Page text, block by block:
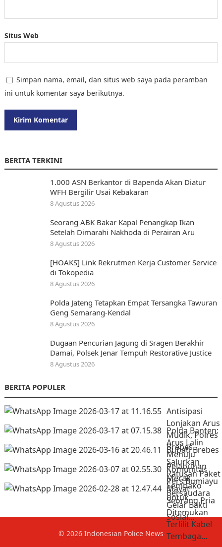
Situs Web
Simpan nama, email, dan situs web saya pada peramban
ini untuk komentar saya berikutnya.
BERITA TERKINI
1.000 ASN Berkantor di Bapenda Akan Diatur
WFH Bergilir Usai Kebakaran
8 Agustus 2026
Seorang ABK Bakar Kapal Penangkap Ikan
Setelah Dimarahi Nakhoda di Perairan Aru
8 Agustus 2026
[HOAKS] Link Rekrutmen Kerja Customer Service
di Tokopedia
8 Agustus 2026
Polda Jateng Tetapkan Empat Tersangka Tawuran
Geng Semarang-Kendal
8 Agustus 2026
Dugaan Pencurian Jagung di Sragen Berakhir
Damai, Polsek Jenar Tempuh Restorative Justice
8 Agustus 2026
BERITA POPULER
Antisipasi
Lonjakan Arus
Mudik, Polres
Brebes…
Polda Banten:
Arus Lalin
Menuju
Pelabuhan
Merak…
Bupati Brebes
Salurkan
Ratusan Paket
Sembako
untuk…
Komunitas
Pers Bumiayu
Bersaudara
Gelar Bakti
Sosial…
Mayat
Seorang Pria
Ditemukan
Terlilit Kabel
Tembaga…
© 2026 Indonesian Police News